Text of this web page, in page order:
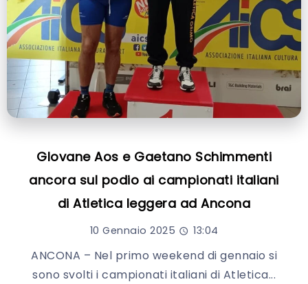
GIovane Aos e Gaetano Schimmenti
ancora sul podio ai campionati italiani
di Atletica leggera ad Ancona
10 Gennaio 2025 13:04
ANCONA – Nel primo weekend di gennaio si
sono svolti i campionati italiani di Atletica...